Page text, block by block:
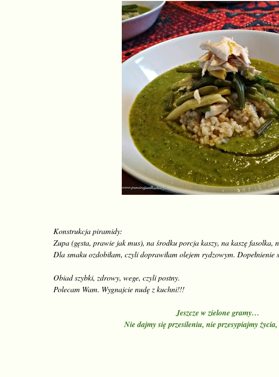
Konstrukcja piramidy:
Zupa (gęsta, prawie jak mus), na środku porcja kaszy, na kaszę fasolka,
Dla smaku ozdobiłam, czyli doprawiłam olejem rydzowym. Dopełnienie
Obiad szybki, zdrowy, wege, czyli postny.
Polecam Wam. Wygnajcie nudę z kuchni!!!
Jeszcze w zielone gramy…
Nie dajmy się przesileniu, nie przesypiajmy